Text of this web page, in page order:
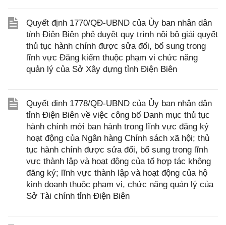
Quyết định 1770/QĐ-UBND của Ủy ban nhân dân
tỉnh Điện Biên phê duyệt quy trình nội bộ giải quyết
thủ tục hành chính được sửa đổi, bổ sung trong
lĩnh vực Đăng kiểm thuộc phạm vi chức năng
quản lý của Sở Xây dựng tỉnh Điện Biên
Quyết định 1778/QĐ-UBND của Ủy ban nhân dân
tỉnh Điện Biên về việc công bố Danh mục thủ tục
hành chính mới ban hành trong lĩnh vực đăng ký
hoạt động của Ngân hàng Chính sách xã hội; thủ
tục hành chính được sửa đổi, bổ sung trong lĩnh
vực thành lập và hoạt động của tổ hợp tác không
đăng ký; lĩnh vực thành lập và hoạt động của hộ
kinh doanh thuộc phạm vi, chức năng quản lý của
Sở Tài chính tỉnh Điện Biên